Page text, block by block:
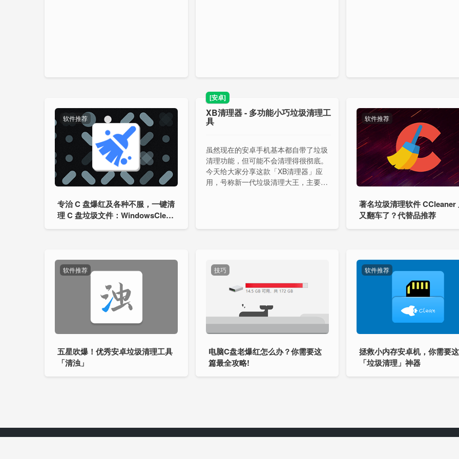
软件推荐
专治 C 盘爆红及各种不服，一键清
理 C 盘垃圾文件：WindowsClean
er
[安卓]
XB清理器 - 多功能小巧垃圾清理工
具
虽然现在的安卓手机基本都自带了垃圾
清理功能，但可能不会清理得很彻底。
今天给大家分享这款「XB清理器」应
用，号称新一代垃圾清理大王，主要功
软件推荐
著名垃圾清理软件 CCleaner
又翻车了？代替品推荐
软件推荐
五星吹爆！优秀安卓垃圾清理工具
「清浊」
技巧
电脑C盘老爆红怎么办？你需要这
篇最全攻略!
软件推荐
拯救小内存安卓机，你需要
「垃圾清理」神器